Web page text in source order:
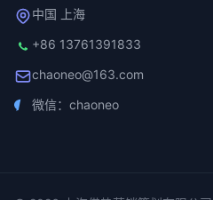
中国 上海
+86 13761391833
chaoneo@163.com
微信：chaoneo